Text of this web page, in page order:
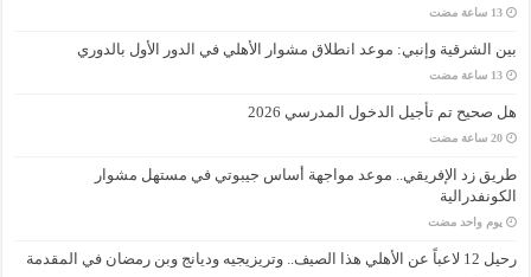
‏13 ساعة مضت
بين الشرقية وإنبي: موعد انطلاق مشوار الأهلي في الدور الأول بالدوري
‏13 ساعة مضت
هل صحيح تم تأجيل الدخول المدرسي 2026
‏20 ساعة مضت
طريق زد الإفريقي.. موعد مواجهة أساس جيبوتي في مستهل مشوار
الكونفدرالية
‏يوم واحد مضت
رحيل 12 لاعباً عن الأهلي هذا الصيف.. وتريزيجيه وديانج وبن رمضان في المقدمة